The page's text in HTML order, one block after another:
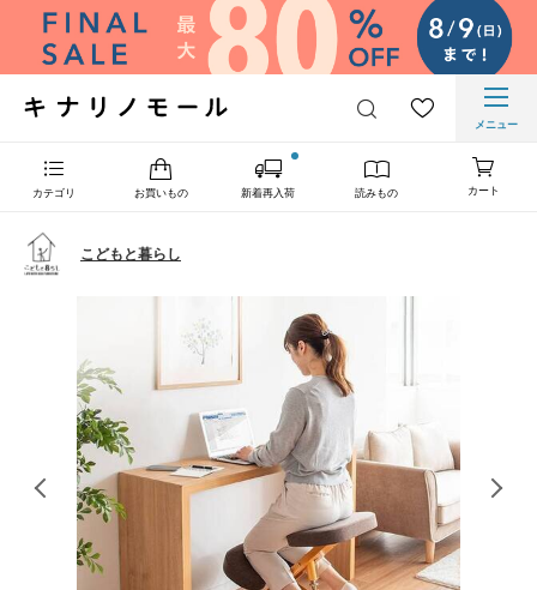
メニュー
カテゴリ お買いもの 新着再入荷 読みもの カート
こどもと暮らし